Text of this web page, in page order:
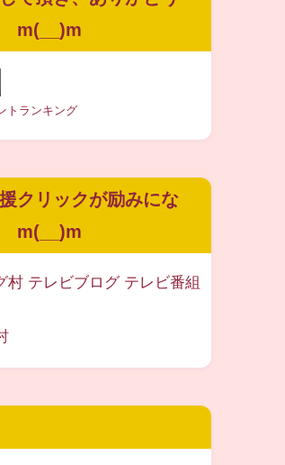
m(__)m
トランキング
クリックが励みにな
m(__)m